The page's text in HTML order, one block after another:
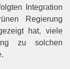
Integration
Regierung
hat, viele
zu solchen